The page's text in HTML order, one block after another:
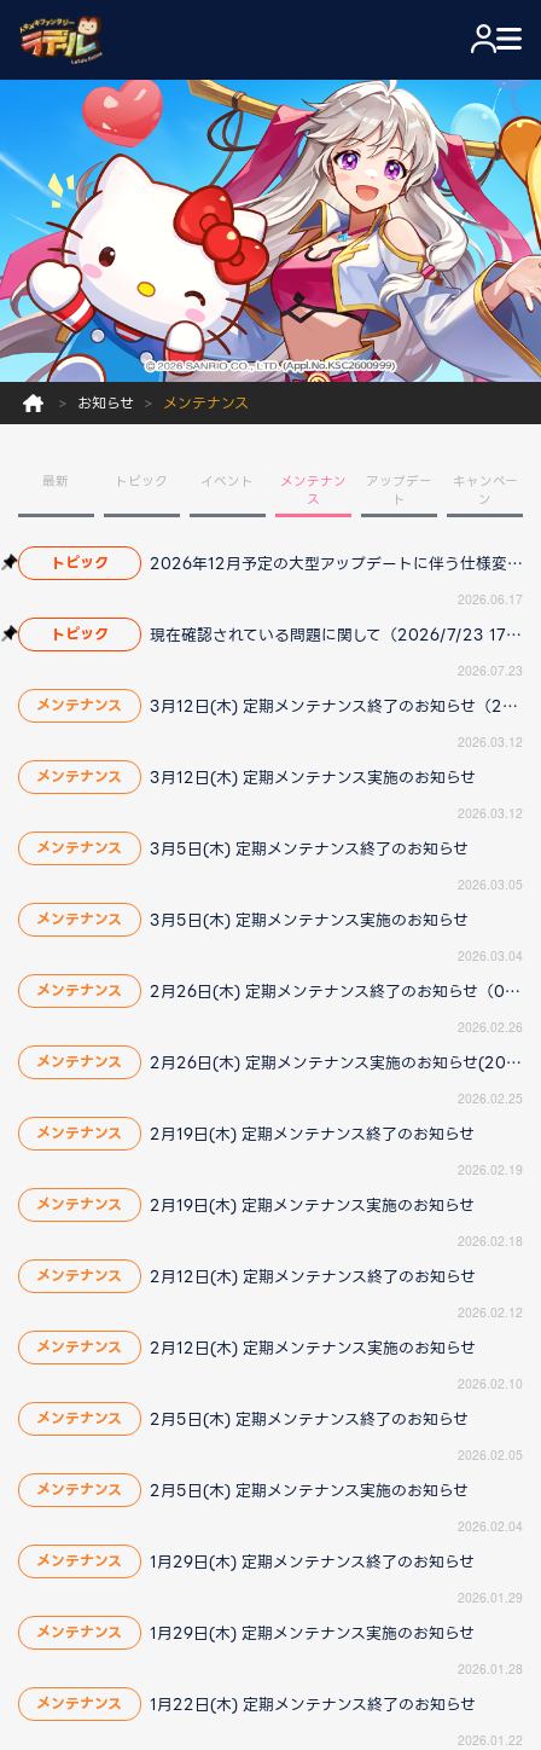
お知らせ メンテナンス
最新 トピック イベント
メンテナン
ス
アップデー
ト
キャンペー
ン
トピック 2026年12月予定の大型アップデートに伴う仕様変更のお知らせ
2026.06.17
トピック 現在確認されている問題に関して（2026/7/23 17:00更新）
2026.07.23
メンテナンス 3月12日(木) 定期メンテナンス終了のお知らせ（2026/3/12更新）
2026.03.12
メンテナンス 3月12日(木) 定期メンテナンス実施のお知らせ
2026.03.12
メンテナンス 3月5日(木) 定期メンテナンス終了のお知らせ
2026.03.05
メンテナンス 3月5日(木) 定期メンテナンス実施のお知らせ
2026.03.04
メンテナンス 2月26日(木) 定期メンテナンス終了のお知らせ（02/26更新）
2026.02.26
メンテナンス 2月26日(木) 定期メンテナンス実施のお知らせ(2026/2/26 14:30更新)
2026.02.25
メンテナンス 2月19日(木) 定期メンテナンス終了のお知らせ
2026.02.19
メンテナンス 2月19日(木) 定期メンテナンス実施のお知らせ
2026.02.18
メンテナンス 2月12日(木) 定期メンテナンス終了のお知らせ
2026.02.12
メンテナンス 2月12日(木) 定期メンテナンス実施のお知らせ
2026.02.10
メンテナンス 2月5日(木) 定期メンテナンス終了のお知らせ
2026.02.05
メンテナンス 2月5日(木) 定期メンテナンス実施のお知らせ
2026.02.04
メンテナンス 1月29日(木) 定期メンテナンス終了のお知らせ
2026.01.29
メンテナンス 1月29日(木) 定期メンテナンス実施のお知らせ
2026.01.28
メンテナンス 1月22日(木) 定期メンテナンス終了のお知らせ
2026.01.22